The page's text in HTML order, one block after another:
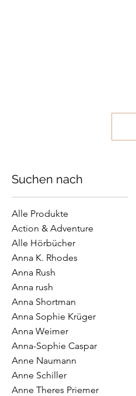
Suchen nach
Alle Produkte
Action & Adventure
Alle Hörbücher
Anna K. Rhodes
Anna Rush
Anna rush
Anna Shortman
Anna Sophie Krüger
Anna Weimer
Anna-Sophie Caspar
Anne Naumann
Anne Schiller
Anne Theres Priemer